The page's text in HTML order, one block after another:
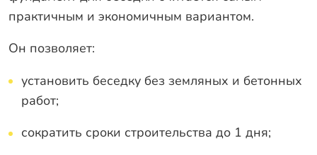
практичным и экономичным вариантом.
Он позволяет:
установить беседку без земляных и бетонных
работ;
сократить сроки строительства до 1 дня;